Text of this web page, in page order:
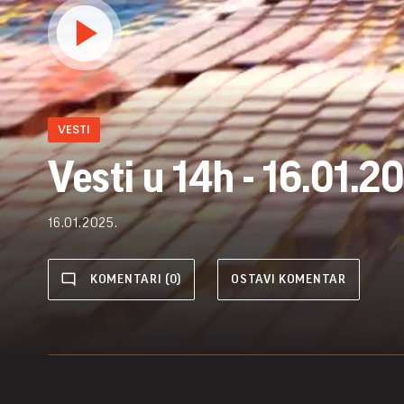
VESTI
Vesti u 14h -
16.01.2025.
KOMENTARI (0) OSTAVI KOMENTAR